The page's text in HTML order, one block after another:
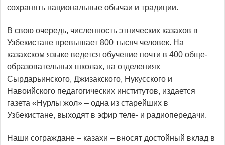
сохранять национальные обычаи и традиции.
В свою очередь, численность этничес­ких казахов в
Узбекистане превышает 800 тысяч человек. На
казахском языке ведется обучение почти в 400 обще­
образовательных школах, на отделениях
Сырдарьинского, Джизакского, Нукусского и
Навоийского педагогических институтов, издается
газета «Нурлы жол» – одна из старейших в
Узбекистане, выходят в эфир теле- и радиопередачи.
Наши сограждане – казахи – вносят достойный вклад в